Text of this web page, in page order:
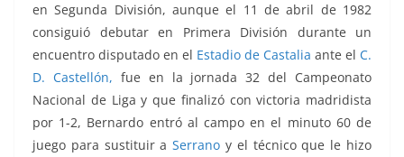
en Segunda División, aunque el 11 de abril de 1982
consiguió debutar en Primera División durante un
encuentro disputado en el Estadio de Castalia ante el C.
D. Castellón, fue en la jornada 32 del Campeonato
Nacional de Ligay que finalizó con victoria madridista
por 1-2, Bernardo entró al campo en el minuto 60 de
juego para sustituir aSerrano y el técnico que le hizo